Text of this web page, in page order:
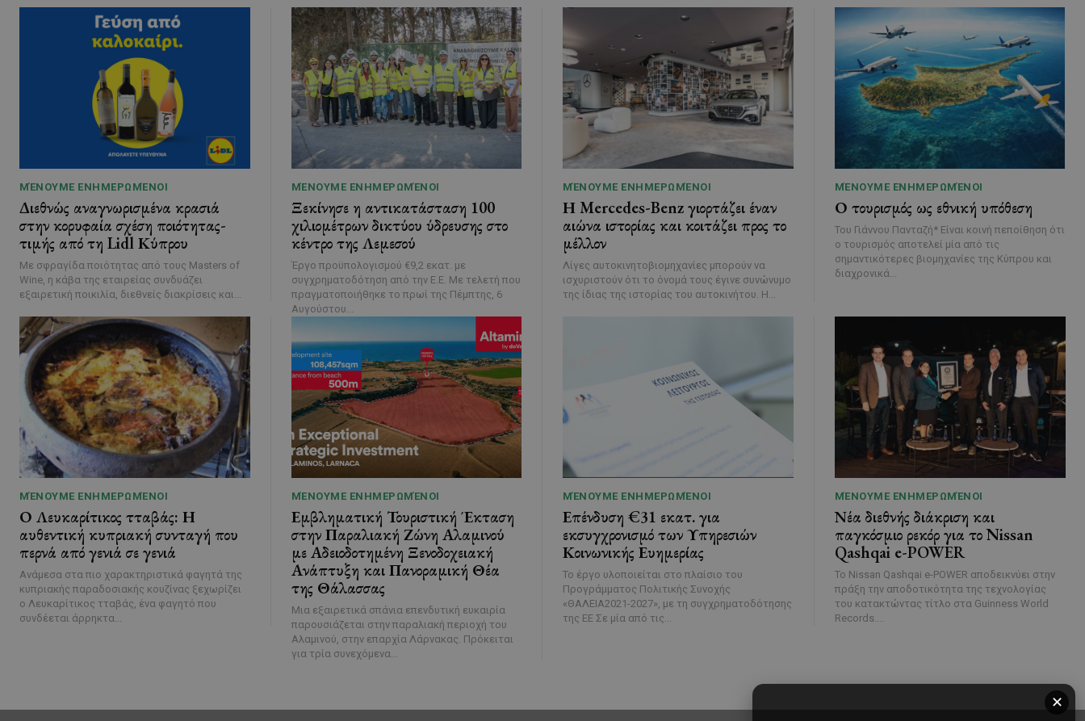
ΜΈΝΟΥΜΕ ΕΝΗΜΕΡΩΜΈΝΟΙ
Διεθνώς αναγνωρισμένα κρασιά
στην κορυφαία σχέση ποιότητας-
τιμής από τη Lidl Κύπρου
Με σφραγίδα ποιότητας από τους Masters of
Wine, η κάβα της εταιρείας συνδυάζει
εξαιρετική ποικιλία, διεθνείς διακρίσεις και...
ΜΈΝΟΥΜΕ ΕΝΗΜΕΡΩΜΈΝΟΙ
Ξεκίνησε η αντικατάσταση 100
χιλιομέτρων δικτύου ύδρευσης στο
κέντρο της Λεμεσού
Έργο προϋπολογισμού €9,2 εκατ. με
συγχρηματοδότηση από την Ε.Ε. Με τελετή που
πραγματοποιήθηκε το πρωί της Πέμπτης, 6
Αυγούστου...
ΜΈΝΟΥΜΕ ΕΝΗΜΕΡΩΜΈΝΟΙ
Η Mercedes-Benz γιορτάζει έναν
αιώνα ιστορίας και κοιτάζει προς το
μέλλον
Λίγες αυτοκινητοβιομηχανίες μπορούν να
ισχυριστούν ότι το όνομά τους έγινε συνώνυμο
της ίδιας της ιστορίας του αυτοκινήτου. Η...
ΜΈΝΟΥΜΕ ΕΝΗΜΕΡΩΜΈΝΟΙ
Ο τουρισμός ως εθνική υπόθεση
Του Γιάννου Πανταζή* Είναι κοινή πεποίθηση ότι
ο τουρισμός αποτελεί μία από τις
σημαντικότερες βιομηχανίες της Κύπρου και
διαχρονικά...
ΜΈΝΟΥΜΕ ΕΝΗΜΕΡΩΜΈΝΟΙ
Ο Λευκαρίτικος τταβάς: Η
αυθεντική κυπριακή συνταγή που
περνά από γενιά σε γενιά
Ανάμεσα στα πιο χαρακτηριστικά φαγητά της
κυπριακής παραδοσιακής κουζίνας ξεχωρίζει
ο Λευκαρίτικος τταβάς, ένα φαγητό που
συνδέεται άρρηκτα...
ΜΈΝΟΥΜΕ ΕΝΗΜΕΡΩΜΈΝΟΙ
Εμβληματική Τουριστική Έκταση
στην Παραλιακή Ζώνη Αλαμινού
με Αδειοδοτημένη Ξενοδοχειακή
Ανάπτυξη και Πανοραμική Θέα
της Θάλασσας
Μια εξαιρετικά σπάνια επενδυτική ευκαιρία
παρουσιάζεται στην παραλιακή περιοχή του
Αλαμινού, στην επαρχία Λάρνακας. Πρόκειται
για τρία συνεχόμενα...
ΜΈΝΟΥΜΕ ΕΝΗΜΕΡΩΜΈΝΟΙ
Επένδυση €31 εκατ. για
εκσυγχρονισμό των Υπηρεσιών
Κοινωνικής Ευημερίας
Το έργο υλοποιείται στο πλαίσιο του
Προγράμματος Πολιτικής Συνοχής
«ΘΑΛΕΙΑ2021-2027», με τη συγχρηματοδότησης
της ΕΕ Σε μία από τις...
ΜΈΝΟΥΜΕ ΕΝΗΜΕΡΩΜΈΝΟΙ
Νέα διεθνής διάκριση και
παγκόσμιο ρεκόρ για το Nissan
Qashqai e-POWER
Το Nissan Qashqai e-POWER αποδεικνύει στην
πράξη την αποδοτικότητα της τεχνολογίας
του κατακτώντας τίτλο στα Guinness World
Records....
✕